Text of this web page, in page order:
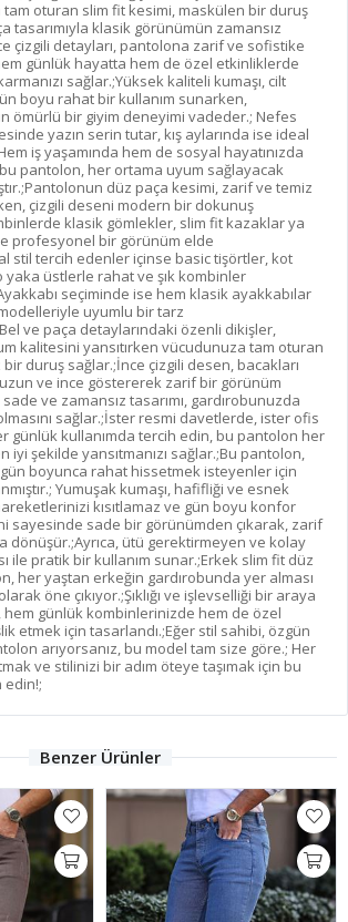
tam oturan slim fit kesimi, maskülen bir duruş
tasarımıyla klasik görünümün zamansız
çizgili detayları, pantolona zarif ve sofistike
günlük hayatta hem de özel etkinliklerde
sağlar.;Yüksek kaliteli kumaşı, cilt
boyu rahat bir kullanım sunarken,
ömürlü bir giyim deneyimi vadeder.; Nefes
yazın serin tutar, kış aylarında ise ideal
iş yaşamında hem de sosyal hayatınızda
pantolon, her ortama uyum sağlayacak
düz paça kesimi, zarif ve temiz
çizgili deseni modern bir dokunuş
klasik gömlekler, slim fit kazaklar ya
profesyonel bir görünüm elde
stil tercih edenler içinse basic tişörtler, kot
yaka üstlerle rahat ve şık kombinler
seçiminde ise hem klasik ayakkabılar
uyumlu bir tarz
ve paça detaylarındaki özenli dikişler,
kalitesini yansıtırken vücudunuza tam oturan
bir duruş sağlar.;İnce çizgili desen, bacakları
ve ince göstererek zarif bir görünüm
ve zamansız tasarımı, gardırobunuzda
sağlar.;İster resmi davetlerde, ister ofis
günlük kullanımda tercih edin, bu pantolon her
iyi şekilde yansıtmanızı sağlar.;Bu pantolon,
boyunca rahat hissetmek isteyenler için
Yumuşak kumaşı, hafifliği ve esnek
kısıtlamaz ve gün boyu konfor
sayesinde sade bir görünümden çıkarak, zarif
dönüşür.;Ayrıca, ütü gerektirmeyen ve kolay
ile pratik bir kullanım sunar.;Erkek slim fit düz
her yaştan erkeğin gardırobunda yer alması
öne çıkıyor.;Şıklığı ve işlevselliği bir araya
hem günlük kombinlerinizde hem de özel
etmek için tasarlandı.;Eğer stil sahibi, özgün
arıyorsanız, bu model tam size göre.; Her
ve stilinizi bir adım öteye taşımak için bu
edin!;
Benzer Ürünler